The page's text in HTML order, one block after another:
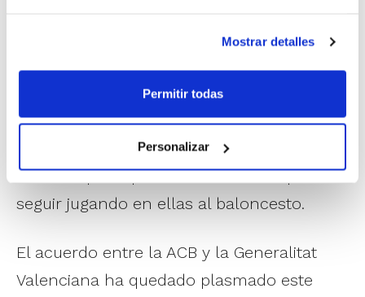
Mostrar detalles
Permitir todas
Personalizar
La llegada de la Copa del Rey a Valencia
contribuirá también a la reconstrucción
tras los difíciles momentos vividos en los
últimos meses, y rehabilitará pistas
dañadas para que cuanto antes se pueda
seguir jugando en ellas al baloncesto.
El acuerdo entre la ACB y la Generalitat
Valenciana ha quedado plasmado este